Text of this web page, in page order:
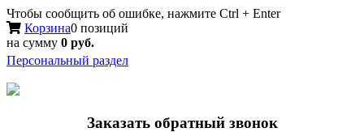
Чтобы сообщить об ошибке, нажмите Ctrl + Enter
Корзина0 позиций
на сумму 0 руб.
Персональный раздел
Заказать обратный звонок